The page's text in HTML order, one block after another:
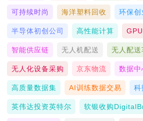
可持续时尚 海洋塑料回收 环保创
半导体初创公司 高性能计算
智能供应链 无人机配送 无人配送
无人化设备采购 京东物流 数据中
高质量数据集 AI训练数据交易 科
英伟达投资英特尔 软银收购